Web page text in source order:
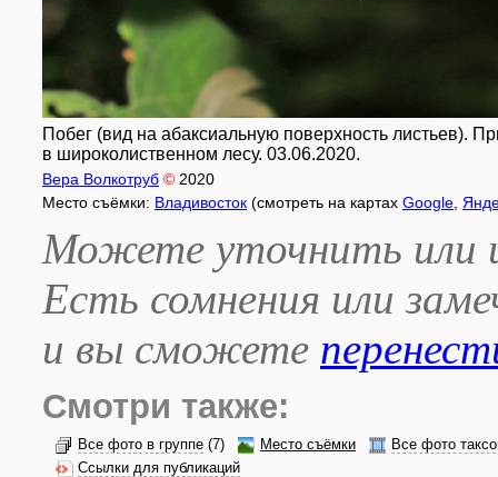
Побег (вид на абаксиальную поверхность листьев).
в широколиственном лесу. 03.06.2020.
Вера Волкотруб © 2020
Место съёмки: Владивосток (смотреть на картах Google
Можете уточнить или
Есть сомнения или
и вы сможете
Смотри также:
Все фото в группе (7) Место съёмки
Все фото
Ссылки для публикаций